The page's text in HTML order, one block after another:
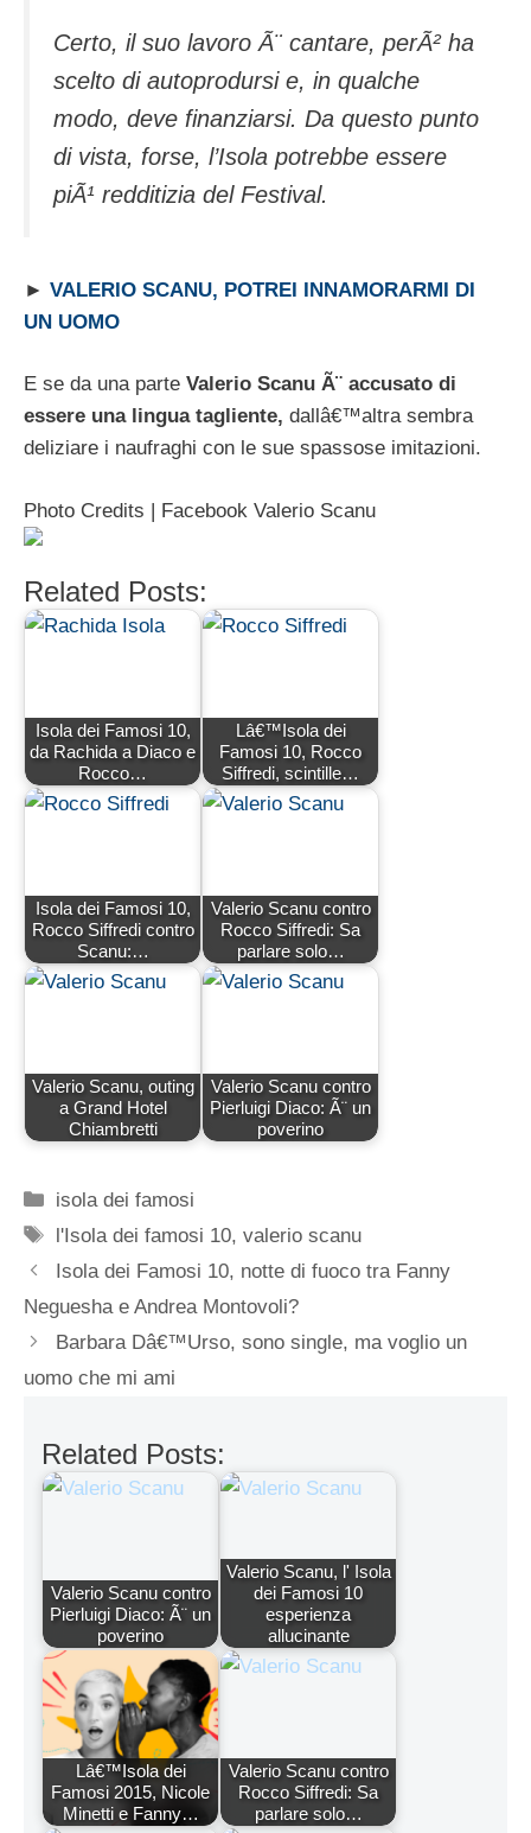
Certo, il suo lavoro Ã¨ cantare, perÃ² ha
scelto di autoprodursi e, in qualche
modo, deve finanziarsi. Da questo punto
di vista, forse, l’Isola potrebbe essere
piÃ¹ redditizia del Festival.
► VALERIO SCANU, POTREI INNAMORARMI DI
UN UOMO
E se da una parte Valerio Scanu Ã¨ accusato di
essere una lingua tagliente, dallâ€™altra sembra
deliziare i naufraghi con le sue spassose imitazioni.
Photo Credits | Facebook Valerio Scanu
Related Posts:
Isola dei Famosi 10,
da Rachida a Diaco e
Rocco…
Lâ€™Isola dei
Famosi 10, Rocco
Siffredi, scintille…
Isola dei Famosi 10,
Rocco Siffredi contro
Scanu:…
Valerio Scanu contro
Rocco Siffredi: Sa
parlare solo…
Valerio Scanu, outing
a Grand Hotel
Chiambretti
Valerio Scanu contro
Pierluigi Diaco: Ã¨ un
poverino
Categorie
isola dei famosi
Tag
l'Isola dei famosi 10,valerio scanu
Isola dei Famosi 10, notte di fuoco tra Fanny
Neguesha e Andrea Montovoli?
Barbara Dâ€™Urso, sono single, ma voglio un
uomo che mi ami
Related Posts:
Valerio Scanu contro
Pierluigi Diaco: Ã¨ un
poverino
Valerio Scanu, l' Isola
dei Famosi 10
esperienza
allucinante
Lâ€™Isola dei
Famosi 2015, Nicole
Minetti e Fanny…
Valerio Scanu contro
Rocco Siffredi: Sa
parlare solo…